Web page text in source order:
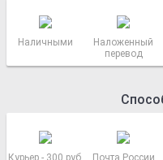
Наличными
Наложенный
перевод
Курьер - 300 руб. Почта России